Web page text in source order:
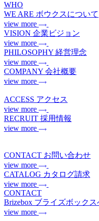
WHO
WE ARE ボウクスについて
view more
VISION 企業ビジョン
view more
PHILOSOPHY 経営理念
view more
COMPANY 会社概要
view more
ACCESS アクセス
view more
RECRUIT 採用情報
view more
CONTACT お問い合わせ
view more
CATALOG カタログ請求
view more
CONTACT
Brizebox ブライズボック
view more